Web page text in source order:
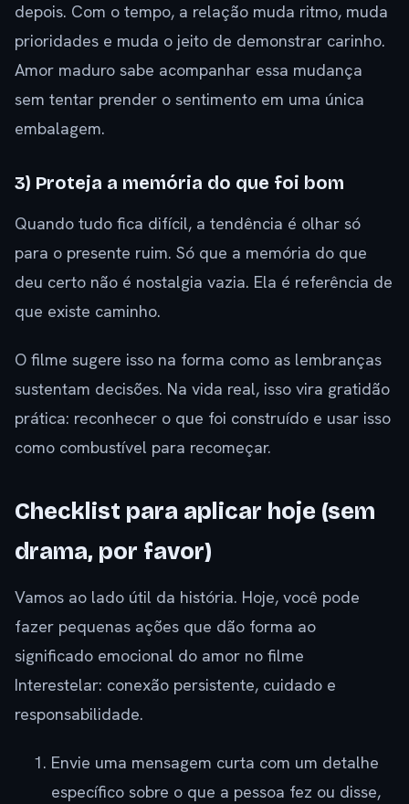
depois. Com o tempo, a relação muda ritmo, muda
prioridades e muda o jeito de demonstrar carinho.
Amor maduro sabe acompanhar essa mudança
sem tentar prender o sentimento em uma única
embalagem.
3) Proteja a memória do que foi bom
Quando tudo fica difícil, a tendência é olhar só
para o presente ruim. Só que a memória do que
deu certo não é nostalgia vazia. Ela é referência de
que existe caminho.
O filme sugere isso na forma como as lembranças
sustentam decisões. Na vida real, isso vira gratidão
prática: reconhecer o que foi construído e usar isso
como combustível para recomeçar.
Checklist para aplicar hoje (sem
drama, por favor)
Vamos ao lado útil da história. Hoje, você pode
fazer pequenas ações que dão forma ao
significado emocional do amor no filme
Interestelar: conexão persistente, cuidado e
responsabilidade.
Envie uma mensagem curta com um detalhe
específico sobre o que a pessoa fez ou disse,